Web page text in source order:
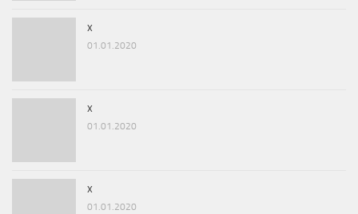
x
01.01.2020
x
01.01.2020
x
01.01.2020